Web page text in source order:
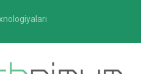
texnologiyaları üzrə